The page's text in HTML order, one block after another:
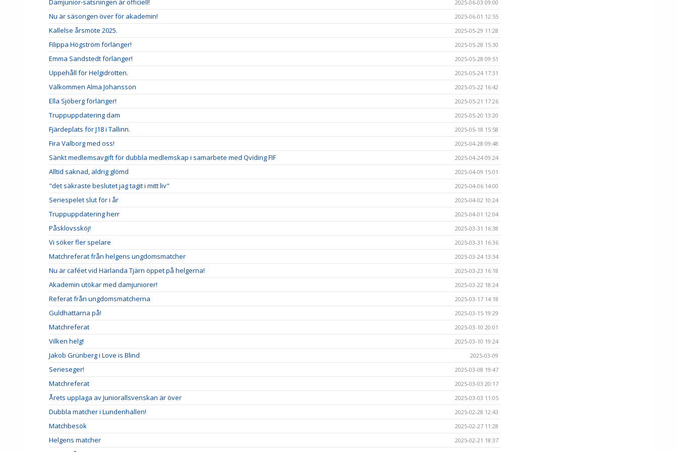
2025-06-03 09:00
Nu är säsongen över för akademin! 2025-06-01 12:55
Kallelse årsmöte 2025. 2025-05-29 11:28
Filippa Högström förlänger! 2025-05-28 15:30
Emma Sandstedt förlänger! 2025-05-28 09:51
Uppehåll för Helgidrotten. 2025-05-24 17:31
Välkommen Alma Johansson 2025-05-22 16:42
Ella Sjöberg förlänger! 2025-05-21 17:26
Truppuppdatering dam 2025-05-20 13:20
Fjärdeplats för J18 i Tallinn. 2025-05-18 15:58
Fira Valborg med oss! 2025-04-28 09:48
Sänkt medlemsavgift för dubbla medlemskap i samarbete med Qviding FIF 2025-04-24 09:24
Alltid saknad, aldrig glömd 2025-04-09 15:01
"det säkraste beslutet jag tagit i mitt liv" 2025-04-06 14:00
Seriespelet slut för i år 2025-04-02 10:24
Truppuppdatering herr 2025-04-01 12:04
Påsklovssköj! 2025-03-31 16:38
Vi söker fler spelare 2025-03-31 16:36
Matchreferat från helgens ungdomsmatcher 2025-03-24 13:34
Nu är caféet vid Härlanda Tjärn öppet på helgerna! 2025-03-23 16:18
Akademin utökar med damjuniorer! 2025-03-22 18:24
Referat från ungdomsmatcherna 2025-03-17 14:18
Guldhattarna på! 2025-03-15 19:29
Matchreferat 2025-03-10 20:01
Vilken helg! 2025-03-10 19:24
Jakob Grünberg i Love is Blind 2025-03-09
Serieseger! 2025-03-08 19:47
Matchreferat 2025-03-03 20:17
Årets upplaga av Juniorallsvenskan är över 2025-03-03 11:05
Dubbla matcher i Lundenhallen! 2025-02-28 12:43
Matchbesök 2025-02-27 11:28
Helgens matcher 2025-02-21 18:37